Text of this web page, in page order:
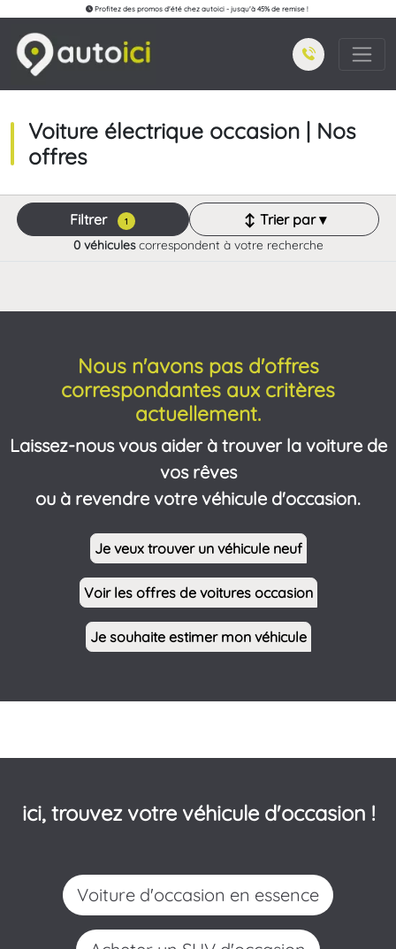
Profitez des promos d'été chez autoici - jusqu'à 45% de remise !
Voiture électrique occasion | Nos
offres
Filtrer 1 ↕ Trier par ▾
0 véhiculescorrespondent à votre recherche
Nous n'avons pas d'offres
correspondantes aux critères
actuellement.
Laissez-nous vous aider à trouver la voiture de
vos rêves
ou à revendre votre véhicule d'occasion.
Je veux trouver un véhicule neuf
Voir les offres de voitures occasion
Je souhaite estimer mon véhicule
ici, trouvez votre véhicule d'occasion !
Voiture d'occasion en essence